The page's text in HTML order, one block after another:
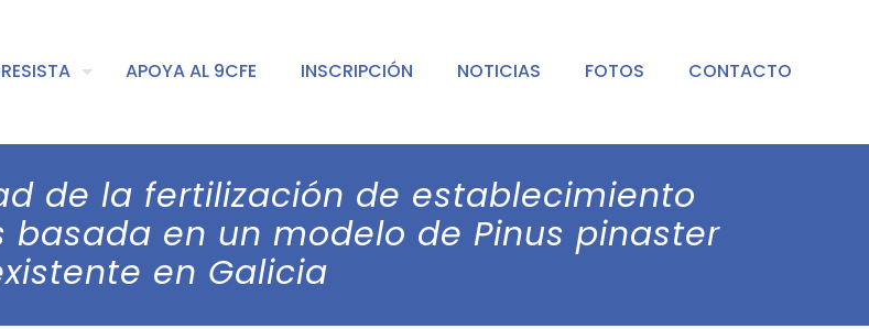
APOYA AL 9CFE INSCRIPCIÓN NOTICIAS FOTOS CONTACTO
de la fertilización de establecimiento
en un modelo de Pinus pinaster
en Galicia